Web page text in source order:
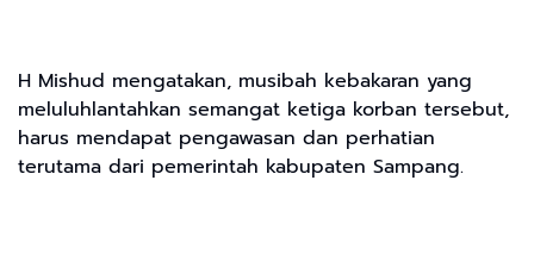
H Mishud mengatakan, musibah kebakaran yang
meluluhlantahkan semangat ketiga korban tersebut,
harus mendapat pengawasan dan perhatian
terutama dari pemerintah kabupaten Sampang.